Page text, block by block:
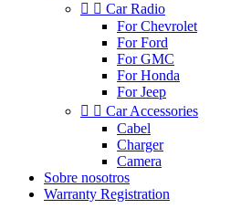
  Car Radio
For Chevrolet
For Ford
For GMC
For Honda
For Jeep
  Car Accessories
Cabel
Charger
Camera
Sobre nosotros
Warranty Registration